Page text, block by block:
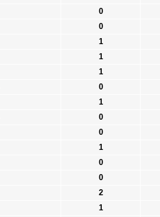
0
0
1
1
1
0
1
0
0
1
0
0
2
1